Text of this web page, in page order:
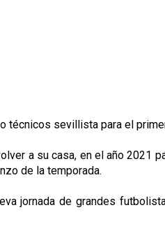
técnicos sevillista para el
a su casa, en el año
de la temporada.
jornada de grandes